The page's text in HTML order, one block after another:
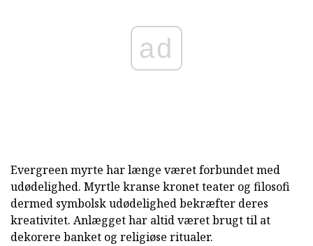
ad
Evergreen myrte har længe været forbundet med
udødelighed. Myrtle kranse kronet teater og filosofi
dermed symbolsk udødelighed bekræfter deres
kreativitet. Anlægget har altid været brugt til at
dekorere banket og religiøse ritualer.